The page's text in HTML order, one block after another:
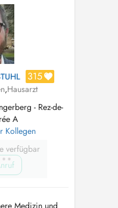
ab 10 Jahren.
315
,Hausarzt
- Rez-de-
A
Kollegen
verfügbar
Medizin und